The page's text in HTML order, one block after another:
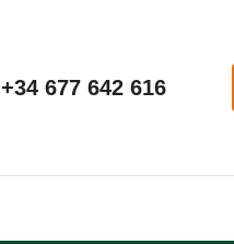
+34 677 642 616